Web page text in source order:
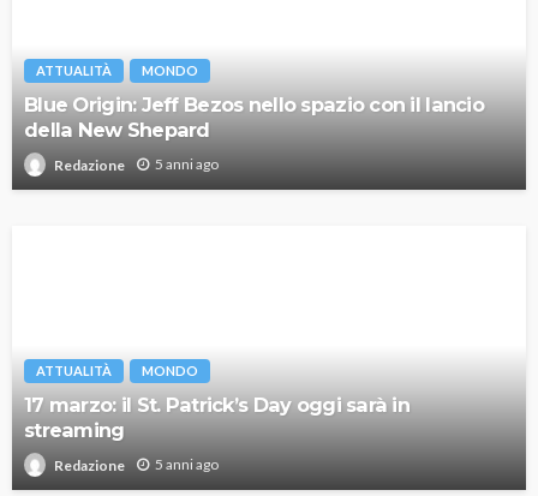
ATTUALITÀ MONDO
Blue Origin: Jeff Bezos nello spazio con il lancio
della New Shepard
Redazione 5 anni ago
ATTUALITÀ MONDO
17 marzo: il St. Patrick’s Day oggi sarà in
streaming
Redazione 5 anni ago